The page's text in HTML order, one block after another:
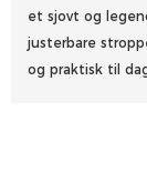
et sjovt og
justerbare
og praktisk til